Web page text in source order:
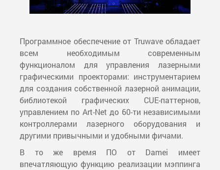
Программное обеспечение от Truwave обладает
всем необходимым современным
функционалом для управления лазерными
графическими проекторами: инструментарием
для создания собственной лазерной анимации,
библиотекой графических СUE-паттернов,
управлением по Art-Net до 60-ти независимыми
контроллерами лазерного оборудования и
другими привычными и удобными фичами.
В то же время ПО от Damei имеет
впечатляющую функцию реализации мэппинга